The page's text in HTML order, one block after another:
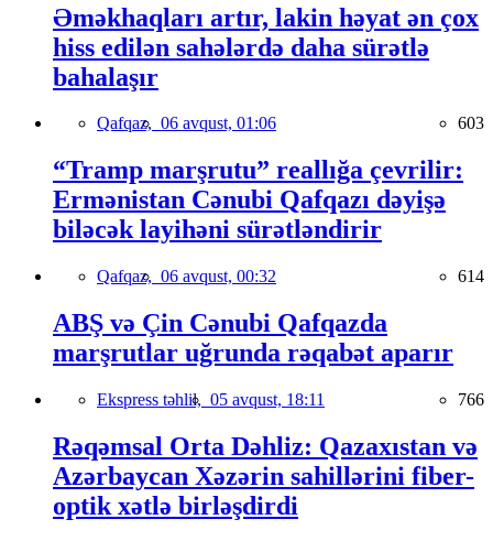
Əməkhaqları artır, lakin həyat ən çox
hiss edilən sahələrdə daha sürətlə
bahalaşır
Qafqaz, 06 avqust, 01:06 603
“Tramp marşrutu” reallığa çevrilir:
Ermənistan Cənubi Qafqazı dəyişə
biləcək layihəni sürətləndirir
Qafqaz, 06 avqust, 00:32 614
ABŞ və Çin Cənubi Qafqazda
marşrutlar uğrunda rəqabət aparır
Ekspress təhlil, 05 avqust, 18:11 766
Rəqəmsal Orta Dəhliz: Qazaxıstan və
Azərbaycan Xəzərin sahillərini fiber-
optik xətlə birləşdirdi